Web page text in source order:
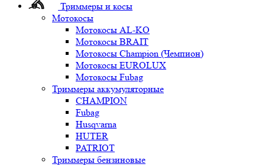
Триммеры и косы
Мотокосы
Мотокосы AL-KO
Мотокосы BRAIT
Мотокосы Champion (Чемпион)
Мотокосы EUROLUX
Мотокосы Fubag
Триммеры аккумуляторные
CHAMPION
Fubag
Husqvarna
HUTER
PATRIOT
Триммеры бензиновые